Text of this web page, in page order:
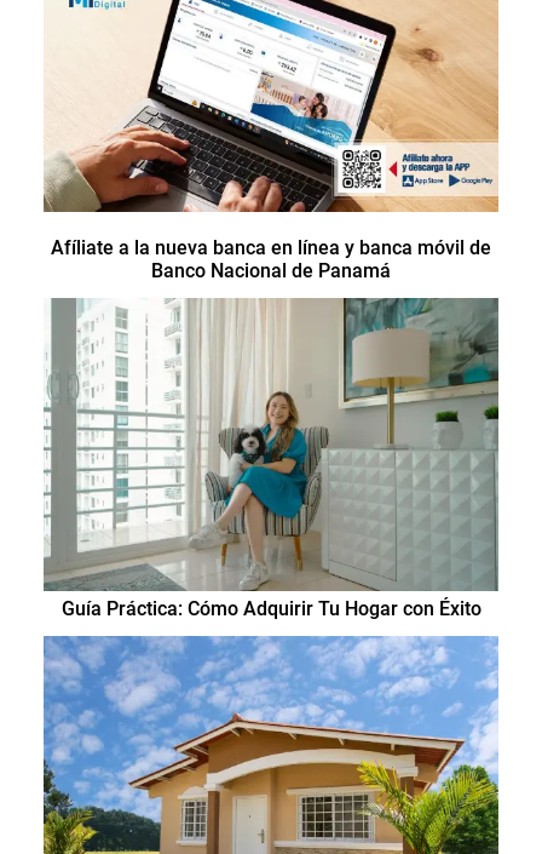
Afíliate a la nueva banca en línea y banca móvil de
Banco Nacional de Panamá
Guía Práctica: Cómo Adquirir Tu Hogar con Éxito